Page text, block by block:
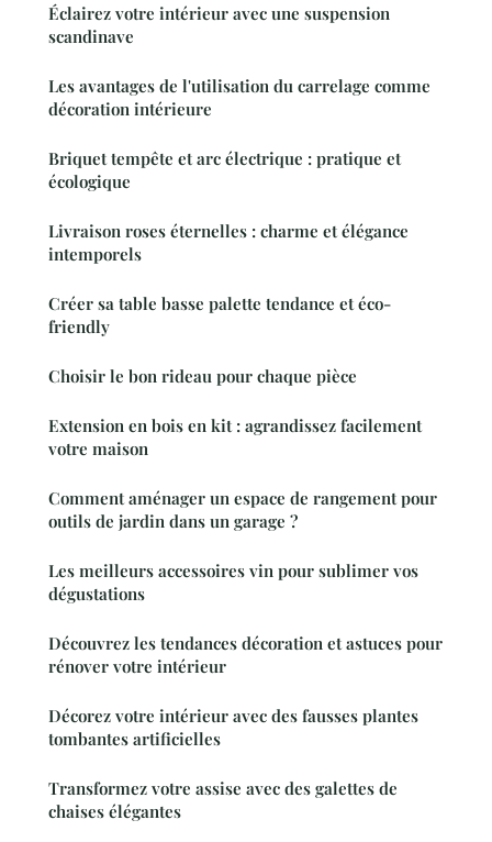
Éclairez votre intérieur avec une suspension
scandinave
Les avantages de l'utilisation du carrelage comme
décoration intérieure
Briquet tempête et arc électrique : pratique et
écologique
Livraison roses éternelles : charme et élégance
intemporels
Créer sa table basse palette tendance et éco-
friendly
Choisir le bon rideau pour chaque pièce
Extension en bois en kit : agrandissez facilement
votre maison
Comment aménager un espace de rangement pour
outils de jardin dans un garage ?
Les meilleurs accessoires vin pour sublimer vos
dégustations
Découvrez les tendances décoration et astuces pour
rénover votre intérieur
Décorez votre intérieur avec des fausses plantes
tombantes artificielles
Transformez votre assise avec des galettes de
chaises élégantes